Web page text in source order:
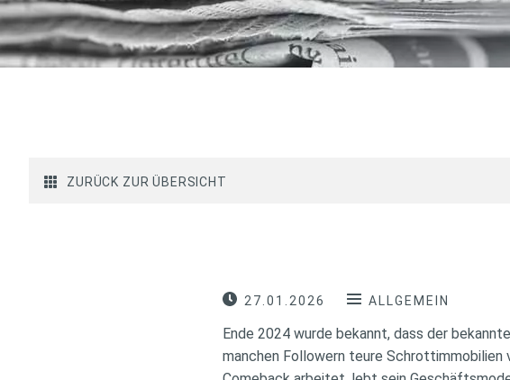
ZURÜCK ZUR ÜBERSICHT
27.01.2026 ALLGEMEIN
Ende 2024 wurde bekannt, dass der
manchen Followern teure